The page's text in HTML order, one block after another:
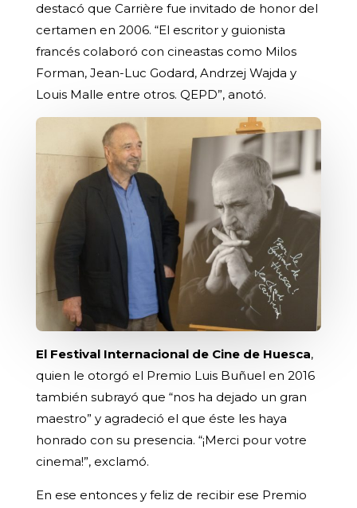
destacó que Carrière fue invitado de honor del
certamen en 2006. “El escritor y guionista
francés colaboró con cineastas como Milos
Forman, Jean-Luc Godard, Andrzej Wajda y
Louis Malle entre otros. QEPD”, anotó.
El Festival Internacional de Cine de Huesca,
quien le otorgó el Premio Luis Buñuel en 2016
también subrayó que “nos ha dejado un gran
maestro” y agradeció el que éste les haya
honrado con su presencia. “¡Merci pour votre
cinema!”, exclamó.
En ese entonces y feliz de recibir ese Premio